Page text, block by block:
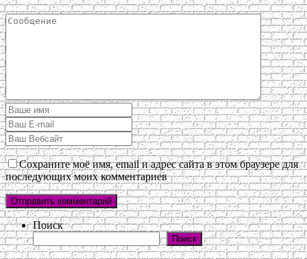
Сохраните моё имя, email и адрес сайта в этом браузере для
последующих моих комментариев
Поиск
Поиск